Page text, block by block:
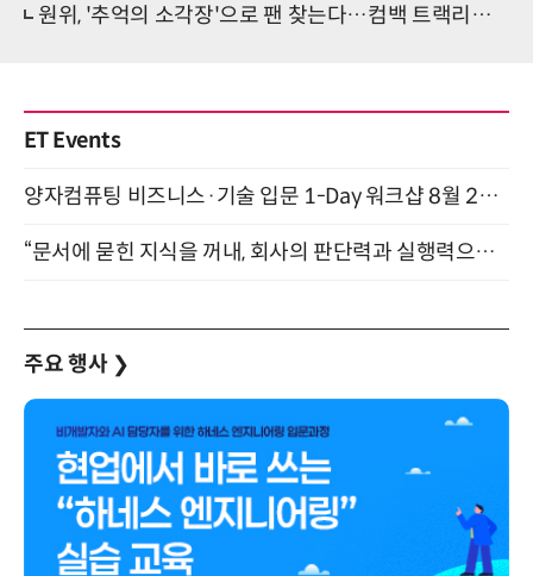
원위, '추억의 소각장'으로 팬 찾는다…컴백 트랙리스트 오픈
ET Events
양자컴퓨팅 비즈니스·기술 입문 1-Day 워크샵 8월 28일 개최
“문서에 묻힌 지식을 꺼내, 회사의 판단력과 실행력으로 바꾸다” (8/20)
주요 행사 ❯